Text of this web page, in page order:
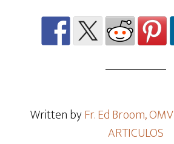
Written byFr. Ed Broom, OMV
ARTICULOS